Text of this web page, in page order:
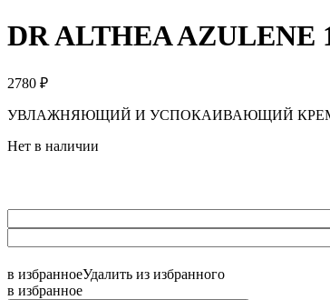
DR ALTHEA AZULENE
2780 ₽
УВЛАЖНЯЮЩИЙ И УСПОКАИВАЮЩИЙ
Нет в наличии
в избранноеУдалить из избранного
в избранное